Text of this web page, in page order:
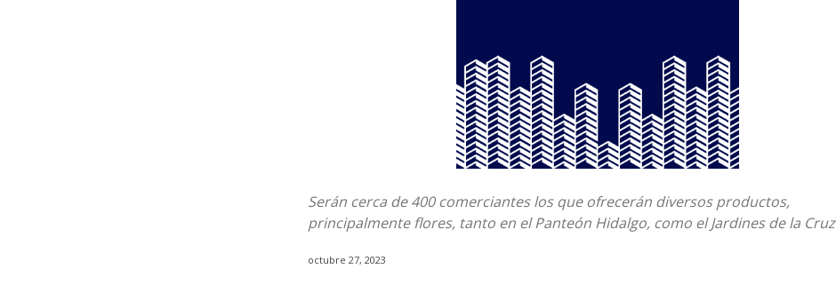
Serán cerca de 400 comerciantes los que ofrecerán diversos productos,
principalmente flores, tanto en el Panteón Hidalgo, como el Jardines de la Cruz
octubre 27, 2023